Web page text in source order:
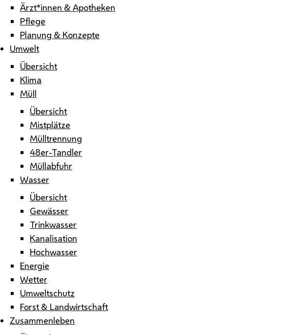
Ärzt*innen & Apotheken
Pflege
Planung & Konzepte
Umwelt
Übersicht
Klima
Müll
Übersicht
Mistplätze
Mülltrennung
48er-Tandler
Müllabfuhr
Wasser
Übersicht
Gewässer
Trinkwasser
Kanalisation
Hochwasser
Energie
Wetter
Umweltschutz
Forst & Landwirtschaft
Zusammenleben